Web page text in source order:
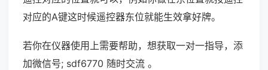
对应的A键这时候遥控器东位就能生效拿好牌。
若你在仪器使用上需要帮助，想获取一对一指导，添
加微信号; sdf6770 随时交流 。